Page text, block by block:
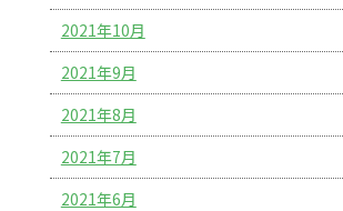
2021年10月
2021年9月
2021年8月
2021年7月
2021年6月